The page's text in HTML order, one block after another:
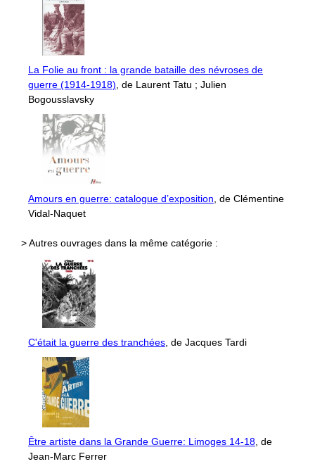
La Folie au front : la grande bataille des névroses de
guerre (1914-1918) , de Laurent Tatu ; Julien
Bogousslavsky
Amours en guerre: catalogue d’exposition , de Clémentine
Vidal-Naquet
> Autres ouvrages dans la même catégorie :
C'était la guerre des tranchées , de Jacques Tardi
Être artiste dans la Grande Guerre: Limoges 14-18 , de
Jean-Marc Ferrer